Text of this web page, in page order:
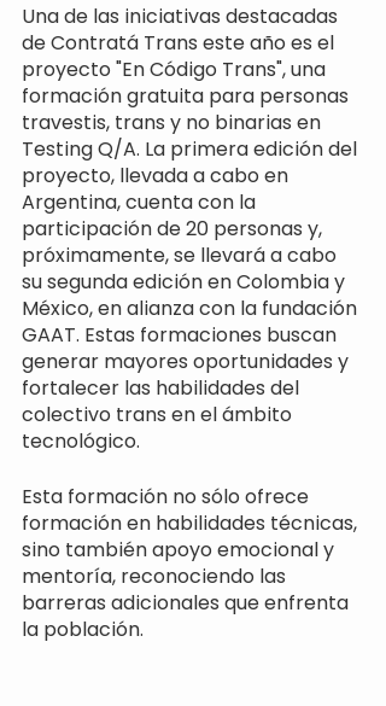
Una de las iniciativas destacadas
de Contratá Trans este año es el
proyecto "En Código Trans", una
formación gratuita para personas
travestis, trans y no binarias en
Testing Q/A. La primera edición del
proyecto, llevada a cabo en
Argentina, cuenta con la
participación de 20 personas y,
próximamente, se llevará a cabo
su segunda edición en Colombia y
México, en alianza con la fundación
GAAT. Estas formaciones buscan
generar mayores oportunidades y
fortalecer las habilidades del
colectivo trans en el ámbito
tecnológico.
Esta formación no sólo ofrece
formación en habilidades técnicas,
sino también apoyo emocional y
mentoría, reconociendo las
barreras adicionales que enfrenta
la población.